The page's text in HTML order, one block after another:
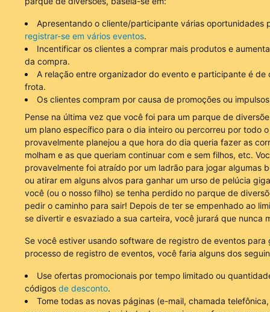
Apresentando o cliente/participante várias oportunidades
registrar-se em vários eventos.
Incentificar os clientes a comprar mais produtos e
da compra.
A relação entre organizador do evento e participante é de
frota.
Os clientes compram por causa de promoções ou
Pense na última vez que você foi para um parque de
um plano específico para o dia inteiro ou percorreu por todo
provavelmente planejou a que hora do dia queria fazer as
molham e as que queriam continuar com e sem filhos, etc.
provavelmente foi atraído por um ladrão para jogar algumas
ou atirar em alguns alvos para ganhar um urso de pelúcia
você (ou o nosso filho) se tenha perdido no parque de
pedir o caminho para sair! Depois de ter se empenhado ao
se divertir e esvaziado a sua carteira, você jurará que nunca
Se você estiver usando software de registro de eventos para
processo de registro de eventos, você faria alguns dos
Use ofertas promocionais por tempo limitado ou
códigos de desconto.
Tome todas as novas páginas (e-mail, chamada